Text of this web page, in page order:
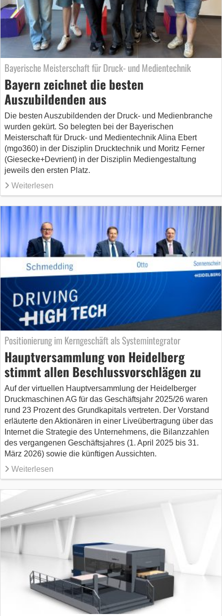
Bayerische Meisterschaft für Druck- und Medientechnik
Bayern zeichnet die besten
Auszubildenden aus
Die besten Auszubildenden der Druck- und Medienbranche
wurden gekürt. So belegten bei der Bayerischen
Meisterschaft für Druck- und Medientechnik Alina Ebert
(mgo360) in der Disziplin Drucktechnik und Moritz Ferner
(Giesecke+Devrient) in der Disziplin Mediengestaltung
jeweils den ersten Platz.
Weiterlesen
Positionierung im Kerngeschäft als Systemintegrator
Hauptversammlung von Heidelberg
stimmt allen Beschlussvorschlägen zu
Auf der virtuellen Hauptversammlung der Heidelberger
Druckmaschinen AG für das Geschäftsjahr 2025/26 waren
rund 23 Prozent des Grundkapitals vertreten. Der Vorstand
erläuterte den Aktionären in einer Liveübertragung über das
Internet die Strategie des Unternehmens, die Bilanzzahlen
des vergangenen Geschäftsjahres (1. April 2025 bis 31.
März 2026) sowie die künftigen Aussichten.
Weiterlesen